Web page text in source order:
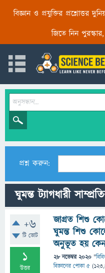
বিজ্ঞান ও প্রযুক্তির প্রশ্নোত্তর
জিতে নিন পুরস্কার,
প্রশ্ন করুন:
ঘুমন্ত ট্যাগধারী
+6
টি ভোট
1
উত্তর
জাগ্রত শিশু
ঘুমন্ত শিশু
অনুভূত হয়
28 নভেম্বর 2020 "
বিজ্ঞানের পোকা ৫ (